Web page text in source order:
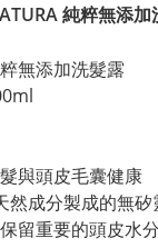
純粹無添加
無添加洗髮露
與頭皮毛囊健康
然成分製成的無矽
留重要的頭皮水